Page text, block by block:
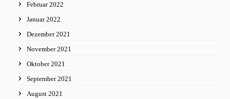
Februar 2022
Januar 2022
Dezember 2021
November 2021
Oktober 2021
September 2021
August 2021